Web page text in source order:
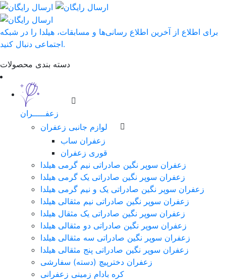
برای اطلاع از آخرین اطلاع رسانی‌ها و مسابقات، هیلدا را در شبکه
اجتماعی دنبال کنید.
دسته بندی محصولات
زعفـــــران
لوازم جانبی زعفران
زعفران ساب
قوری زعفران
زعفران سوپر نگین صادراتی نیم گرمی هیلدا
زعفران سوپر نگین صادراتی یک گرمی هیلدا
زعفران سوپر نگین صادراتی یک و نیم گرمی هیلدا
زعفران سوپر نگین صادراتی نیم مثقالی هیلدا
زعفران سوپر نگین صادراتی یک مثقال هیلدا
زعفران سوپر نگین صادراتی دو مثقالی هیلدا
زعفران سوپر نگین صادراتی سه مثقالی هیلدا
زعفران سوپر نگین صادراتی پنج مثقالی هیلدا
زعفران دخترپیچ (دسته) سفارشی
کره بادام زمینی زعفرانی